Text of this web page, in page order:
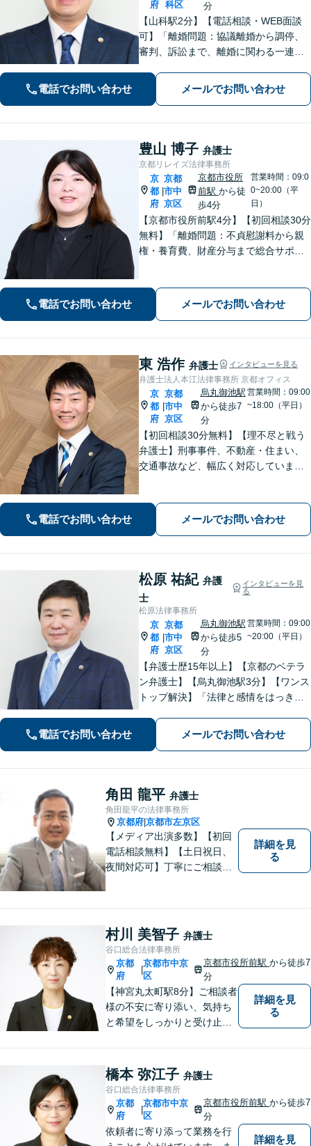
府 科区 分
【山科駅2分】【電話相談・WEB面談
可】「離婚問題：協議離婚から調停、
審判、訴訟まで、離婚に関わる一連の
年積み重なった家族関係に配慮しなが
ら、依頼者さまのご希望を最大限実現
電話でお問い合わせ メールでお問い合わせ
豊山 博子 弁護士
京都リレイズ法律事務所
京
都
府
京都
市中
京区
京都市役所
前駅 から徒
歩4分
営業時間：09:0
0~20:00（平
日）
【京都市役所前駅4分】【初回相談30分
無料】「離婚問題：不貞慰謝料から親
権・養育費、財産分与まで総合サポー
えて諦める前に、まずはあなたのご希
望をお聞かせください【休日・夜間相
電話でお問い合わせ メールでお問い合わせ
東 浩作 弁護士 インタビューを見る
弁護士法人本江法律事務所 京都オフィス
京
都
府
京都
市中
京区
烏丸御池駅
から徒歩7
分
営業時間：09:00
~18:00（平日）
【初回相談30分無料】【理不尽と戦う
弁護士】刑事事件、不動産・住まい、
交通事故など、幅広く対応していま
の場合は、お気軽に弁護士にご相談く
ださい。【電話・メール・WEB相談
電話でお問い合わせ メールでお問い合わせ
松原 祐紀 弁護
士
インタビューを見
る
松原法律事務所
京
都
府
京都
市中
京区
烏丸御池駅
から徒歩5
分
営業時間：09:00
~20:00（平日）
【弁護士歴15年以上】【京都のベテラ
ン弁護士】【烏丸御池駅3分】【ワンス
トップ解決】「法律と感情をはっきり
問題、新型コロナが原因の借金、不動
産問題なども幅広く対応【女性弁護士
電話でお問い合わせ メールでお問い合わせ
角田 龍平 弁護士
角田龍平の法律事務所
京都府 京都市左京区
【メディア出演多数】【初回
電話相談無料】【土日祝日、
夜間対応可】丁寧にご相談を
をご提案。お客様の権利と人
格を徹底的に守ります！
詳細を見
る
村川 美智子 弁護士
谷口総合法律事務所
京都
府
京都市中京
区
京都市役所前駅から徒歩7
分
【神宮丸太町駅8分】ご相談者
様の不安に寄り添い、気持ち
と希望をしっかりと受け止め
し、納得と安心につながるよ
う真摯にサポートします。ど
うぞお気軽にお話しくださ
い。【完全個室で相談可】
【地域密着型の法律事務所】
詳細を見
る
橋本 弥江子 弁護士
谷口総合法律事務所
京都
府
京都市中京
区
京都市役所前駅から徒歩7
分
依頼者に寄り添って業務を行
詳細を見